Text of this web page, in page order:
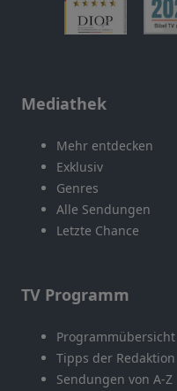
Mediathek
Mehr entdecken
Exklusiv
Genres
Alle Sendungen
Letzte Chance
TV Programm
Programmübersicht
Tipps der Redaktion
Sendungen von A-Z